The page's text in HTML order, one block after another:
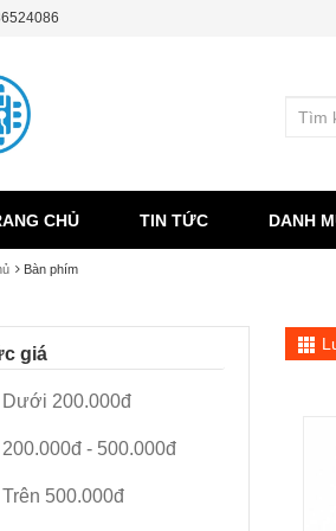
CHỦ TIN TỨC DANH
Bàn phím
giá
Dưới 200.000đ
200.000đ - 500.000đ
Trên 500.000đ